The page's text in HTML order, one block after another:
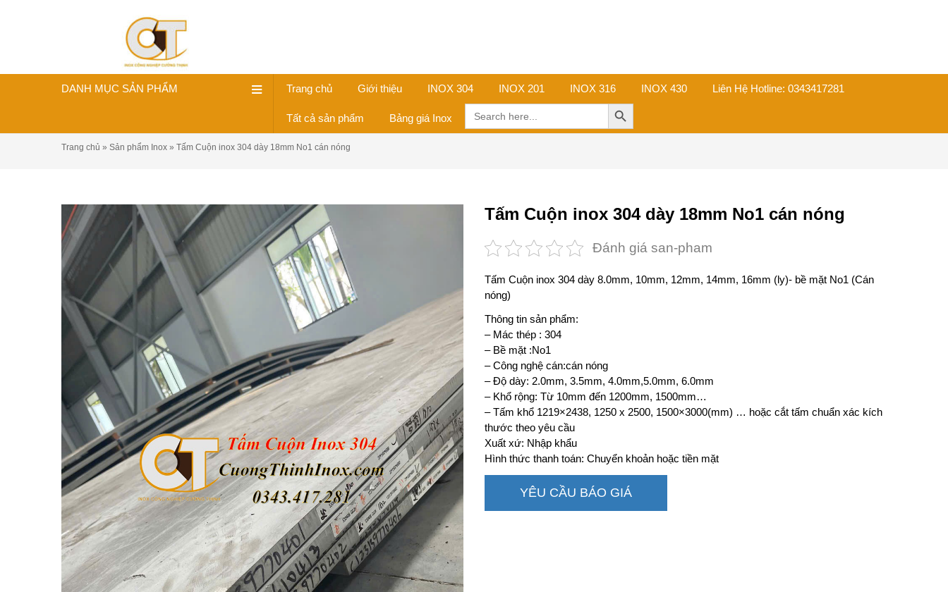
DANH MỤC SẢN PHẨM Trang chủ Giới thiệu INOX 304 INOX 201 INOX 316 INOX 430 Liên Hệ Hotline: 0343417281
Tất cả sản phẩm Bảng giá Inox
Search
for:
Search Button
Trang chủ » Sản phẩm Inox » Tấm Cuộn inox 304 dày 18mm No1 cán nóng
Tấm Cuộn inox 304 dày 18mm No1 cán nóng
Đánh giá san-pham
Tấm Cuộn inox 304 dày 8.0mm, 10mm, 12mm, 14mm, 16mm (ly)- bề mặt No1 (Cán
nóng)
Thông tin sản phẩm:
– Mác thép : 304
– Bề mặt :No1
– Công nghệ cán:cán nóng
– Độ dày: 2.0mm, 3.5mm, 4.0mm,5.0mm, 6.0mm
– Khổ rộng: Từ 10mm đến 1200mm, 1500mm…
– Tấm khổ 1219×2438, 1250 x 2500, 1500×3000(mm) … hoặc cắt tấm chuẩn xác kích
thước theo yêu cầu
Xuất xứ: Nhập khẩu
Hình thức thanh toán: Chuyển khoản hoặc tiền mặt
YÊU CẦU BÁO GIÁ